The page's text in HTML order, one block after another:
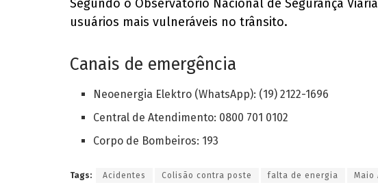
Segundo o Observatório Nacional de Segurança
usuários mais vulneráveis no trânsito.
Canais de emergência
Neoenergia Elektro (WhatsApp): (19) 2122-1696
Central de Atendimento: 0800 701 0102
Corpo de Bombeiros: 193
Tags: Acidentes Colisão contra poste falta de energia Maio